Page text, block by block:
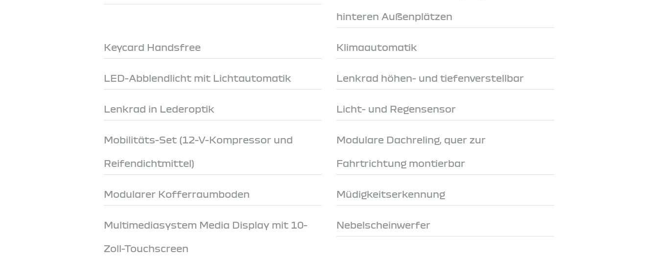
hinteren Außenplätzen
Keycard Handsfree Klimaautomatik
LED-Abblendlicht mit Lichtautomatik Lenkrad höhen- und tiefenverstellbar
Lenkrad in Lederoptik Licht- und Regensensor
Mobilitäts-Set (12-V-Kompressor und
Reifendichtmittel)
Modulare Dachreling, quer zur
Fahrtrichtung montierbar
Modularer Kofferraumboden Müdigkeitserkennung
Multimediasystem Media Display mit 10-
Zoll-Touchscreen
Nebelscheinwerfer